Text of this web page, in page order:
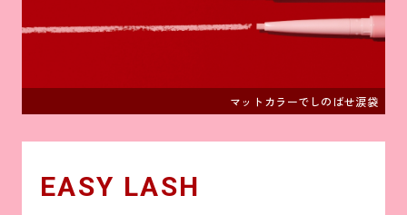
マットカラーでしのばせ涙袋
EASY LASH